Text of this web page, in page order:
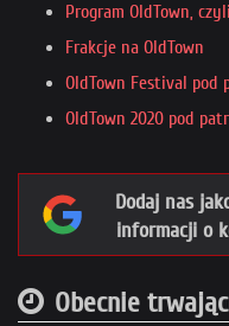
Program OldTown,
Frakcje na OldTown
OldTown Festival pod
OldTown 2020 pod
Dodaj nas
informacji o
Obecnie